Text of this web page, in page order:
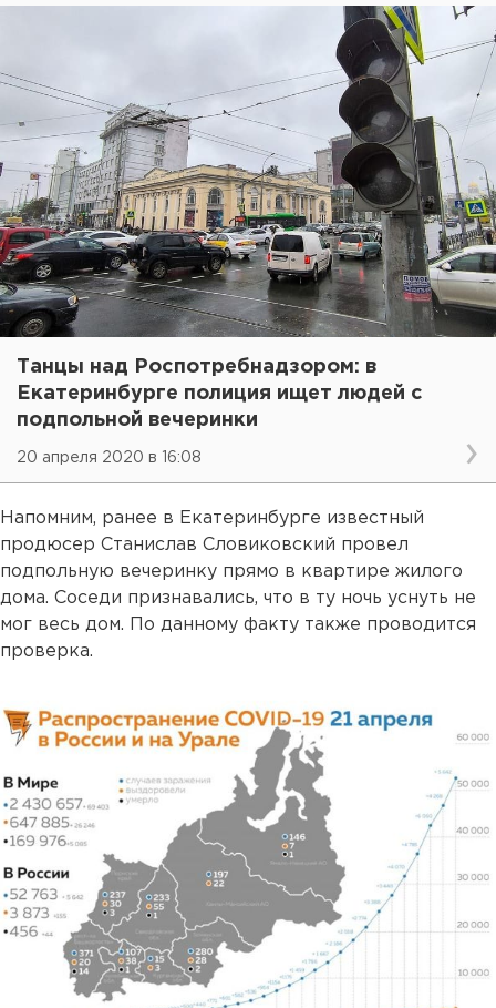
Танцы над Роспотребнадзором: в
Екатеринбурге полиция ищет людей с
подпольной вечеринки
20 апреля 2020 в 16:08
Напомним, ранее в Екатеринбурге известный
продюсер Станислав Словиковский провел
подпольную вечеринку прямо в квартире жилого
дома. Соседи признавались, что в ту ночь уснуть не
мог весь дом. По данному факту также проводится
проверка.